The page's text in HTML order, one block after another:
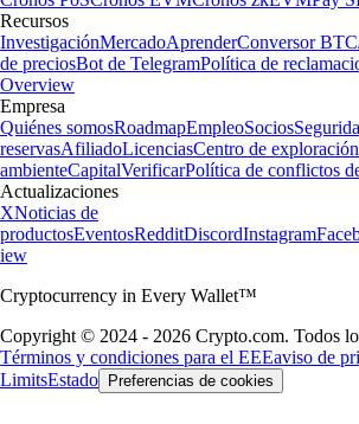
Recursos
InvestigaciónMercadoAprenderConversor
de preciosBot de TelegramPolítica de
Overview
Empresa
Quiénes somosRoadmapEmpleoSocios
reservasAfiliadoLicenciasCentro de
ambienteCapitalVerificarPolítica de conflictos
Actualizaciones
XNoticias de
productosEventosRedditDiscordInstagram
iew
Cryptocurrency in Every Wallet™
Copyright © 2024 - 2026 Crypto.com. Todos
Términos y condiciones para el EEEaviso de
LimitsEstado Preferencias de cookies